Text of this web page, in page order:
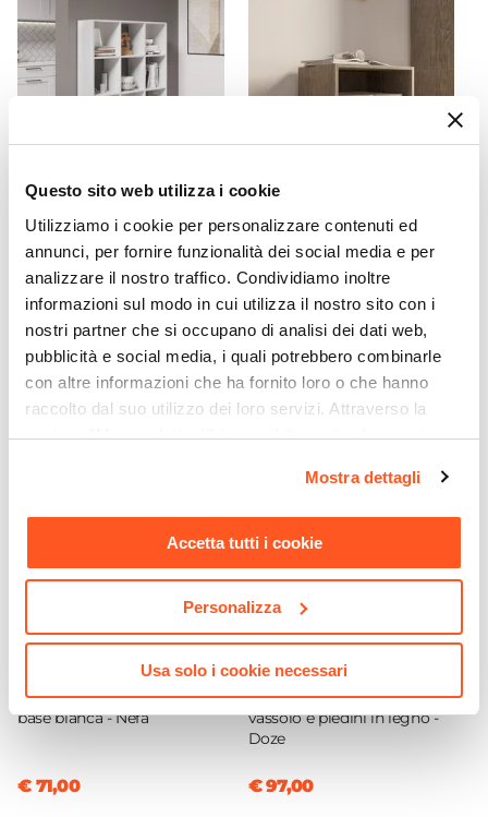
Questo sito web utilizza i cookie
Utilizziamo i cookie per personalizzare contenuti ed
annunci, per fornire funzionalità dei social media e per
analizzare il nostro traffico. Condividiamo inoltre
informazioni sul modo in cui utilizza il nostro sito con i
nostri partner che si occupano di analisi dei dati web,
pubblicità e social media, i quali potrebbero combinarle
con altre informazioni che ha fornito loro o che hanno
raccolto dal suo utilizzo dei loro servizi. Attraverso la
sezione "Mostra dettagli" è possibile gestire le proprie
momento. Per maggiori informazioni si invita a leggere la
nostraCookie Policy.
Mostra dettagli
Accetta tutti i cookie
Personalizza
Usa solo i cookie necessari
Pieghevole|Con mensola
Portata Massima Piano
10 kg
1 anta
Assemblato
CODICE:EL-L9B
Libreria 90x131 h cm bianco
effetto legno - Elvira
€ 95,00
CODICE:PUZZLE-RSM
Cubo modulare effetto
rovere chiaro con mensola -
Puzzle
€ 13,51
CODICE:NFA-UE
Poltrona da ufficio girevole
in tessuto mesh beige e
base bianca - Nefa
€ 71,00
CODICE:DZE-BB
Pouf contenitore 67x38h
cm in bouclé bianco con
vassoio e piedini in legno -
Doze
€ 97,00